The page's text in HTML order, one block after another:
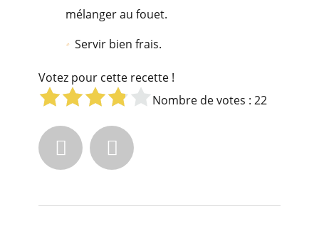
mélanger au fouet.
Servir bien frais.
Votez pour cette recette !
Nombre de votes : 22
 